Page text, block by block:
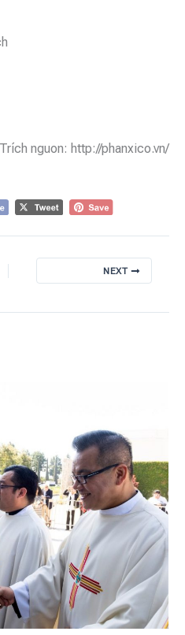
Trích nguon: http://phanxico.vn/
NEXT